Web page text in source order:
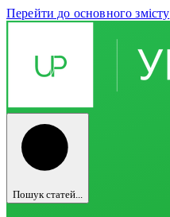
Перейти до основного змісту
Пошук статей...